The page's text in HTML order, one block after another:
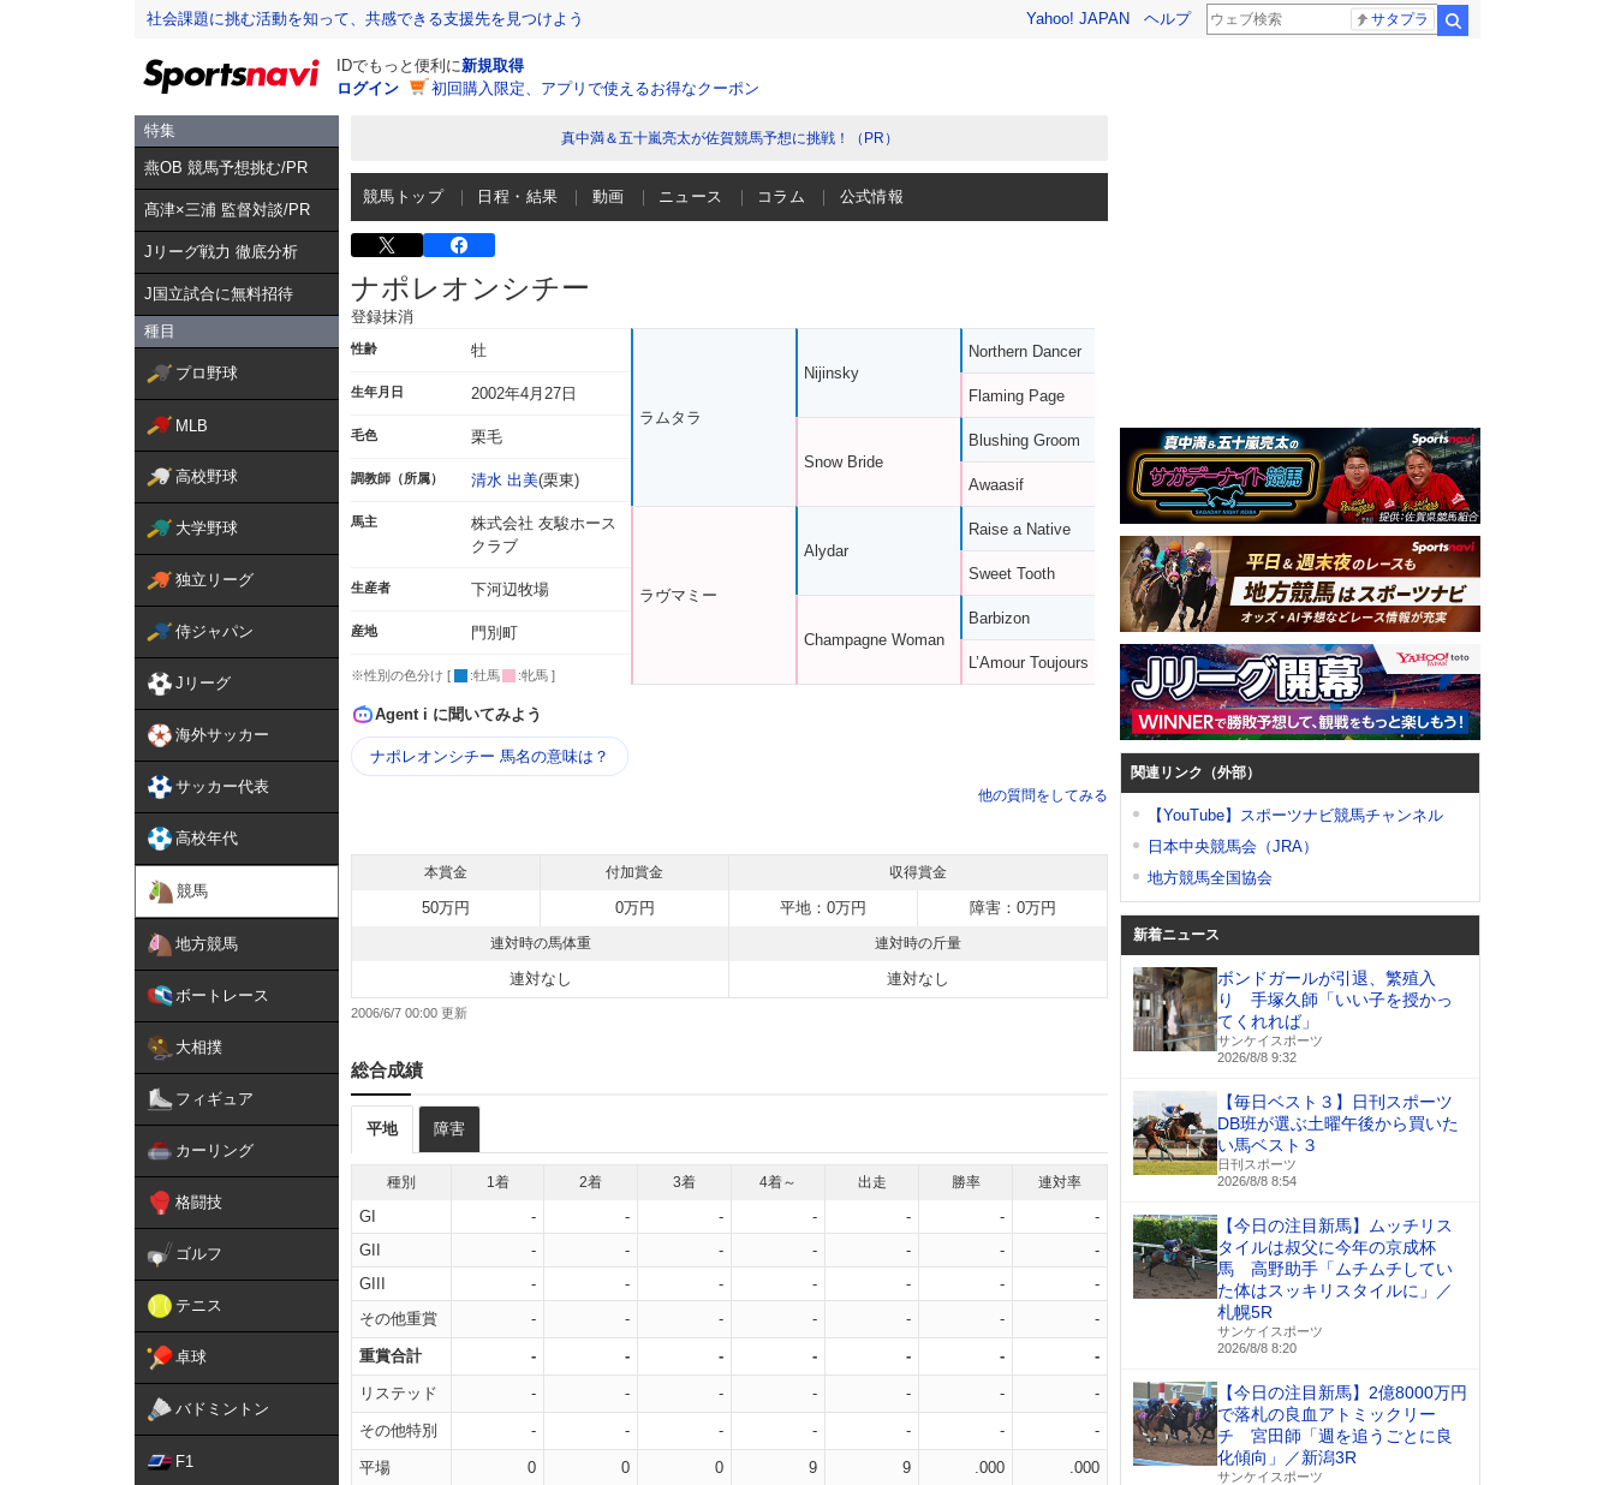
社会課題に挑む活動を知って、共感できる支援先を見つけよう Yahoo! JAPAN ヘルプ サタプラ
IDでもっと便利に新規取得
ログイン
初回購入限定、アプリで使えるお得なクーポン
特集
燕OB 競馬予想挑む/PR
髙津×三浦 監督対談/PR
Jリーグ戦力 徹底分析
J国立試合に無料招待
種目
プロ野球
MLB
高校野球
大学野球
独立リーグ
侍ジャパン
Jリーグ
海外サッカー
サッカー代表
高校年代
競馬
地方競馬
ボートレース
大相撲
フィギュア
カーリング
格闘技
ゴルフ
テニス
卓球
バドミントン
F1
真中満＆五十嵐亮太が佐賀競馬予想に挑戦！（PR）
競馬トップ 日程・結果 動画 ニュース コラム 公式情報
ナポレオンシチー
登録抹消
性齢 牡
生年月日 2002年4月27日
毛色 栗毛
調教師（所属） 清水 出美(栗東)
馬主
株式会社 友駿ホース
クラブ
生産者 下河辺牧場
産地 門別町
※性別の色分け [ :牡馬 :牝馬 ]
ラムタラ
ラヴマミー
Nijinsky
Snow Bride
Alydar
Champagne Woman
Northern Dancer
Flaming Page
Blushing Groom
Awaasif
Raise a Native
Sweet Tooth
Barbizon
L’Amour Toujours
Agent i に聞いてみよう
ナポレオンシチー 馬名の意味は？
他の質問をしてみる
本賞金 付加賞金 収得賞金
50万円 0万円 平地：0万円 障害：0万円
連対時の馬体重 連対時の斤量
連対なし 連対なし
2006/6/7 00:00
総合成績
平地 障害
種別 1着 2着 3着 4着～ 出走 勝率 連対率
GI - - - - - -
-
GII
- - - - - -
-
GIII
- - - - - -
-
その他重賞
- - - - - - -
重賞合計 - - - - - - -
リステッド - - - - - - -
その他特別 - - - - - - -
平場 0 0 0 9 9 .000 .000
関連リンク（外部）
【YouTube】スポーツナビ競馬チャンネル
日本中央競馬会（JRA）
地方競馬全国協会
新着ニュース
ボンドガールが引退、繁殖入
り 手塚久師「いい子を授かっ
てくれれば」
サンケイスポーツ
2026/8/8 9:32
【毎日ベスト３】日刊スポーツ
DB班が選ぶ土曜午後から買いた
い馬ベスト３
日刊スポーツ
2026/8/8 8:54
【今日の注目新馬】ムッチリス
タイルは叔父に今年の京成杯
馬 高野助手「ムチムチしてい
た体はスッキリスタイルに」／
札幌5R
サンケイスポーツ
2026/8/8 8:20
【今日の注目新馬】2億8000万円
で落札の良血アトミックリー
チ 宮田師「週を追うごとに良
化傾向」／新潟3R
サンケイスポーツ